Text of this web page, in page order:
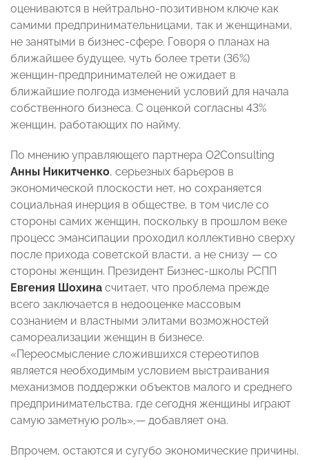
оцениваются в нейтрально-позитивном ключе как
самими предпринимательницами, так и женщинами,
не занятыми в бизнес-сфере. Говоря о планах на
ближайшее будущее, чуть более трети (36%)
женщин-предпринимателей не ожидает в
ближайшие полгода изменений условий для начала
собственного бизнеса. С оценкой согласны 43%
женщин, работающих по найму.
По мнению управляющего партнера O2Consulting
Анны Никитченко, серьезных барьеров в
экономической плоскости нет, но сохраняется
социальная инерция в обществе, в том числе со
стороны самих женщин, поскольку в прошлом веке
процесс эмансипации проходил коллективно сверху
после прихода советской власти, а не снизу — со
стороны женщин. Президент Бизнес-школы РСПП
Евгения Шохина считает, что проблема прежде
всего заключается в недооценке массовым
сознанием и властными элитами возможностей
самореализации женщин в бизнесе.
«Переосмысление сложившихся стереотипов
является необходимым условием выстраивания
механизмов поддержки объектов малого и среднего
предпринимательства, где сегодня женщины играют
самую заметную роль»,— добавляет она.
Впрочем, остаются и сугубо экономические причины.